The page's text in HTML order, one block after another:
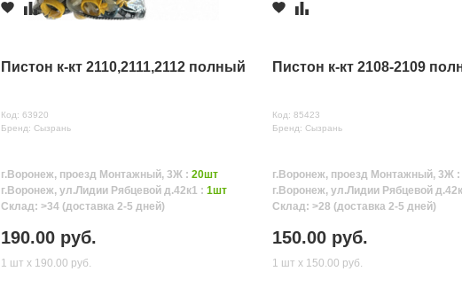
Пистон к-кт 2110,2111,2112 полный
Код: 63920
Бренд: Сызрань
г.Воронеж, проезд Монтажный, 3Ж :20шт
г.Воронеж, ул.Лидии Рябцевой д.42к1 :1шт
Склад: >34 (доставка 2-5 дней)
190.00 руб.
1 шт х 190.00 руб.
Пистон к-кт 2108-2109
Код: 85423
Бренд: Сызрань
г.Воронеж, проезд Монтажный, 3Ж
г.Воронеж, ул.Лидии Рябцевой
Склад: >28 (доставка 2-5 дней)
150.00 руб.
1 шт х 150.00 руб.